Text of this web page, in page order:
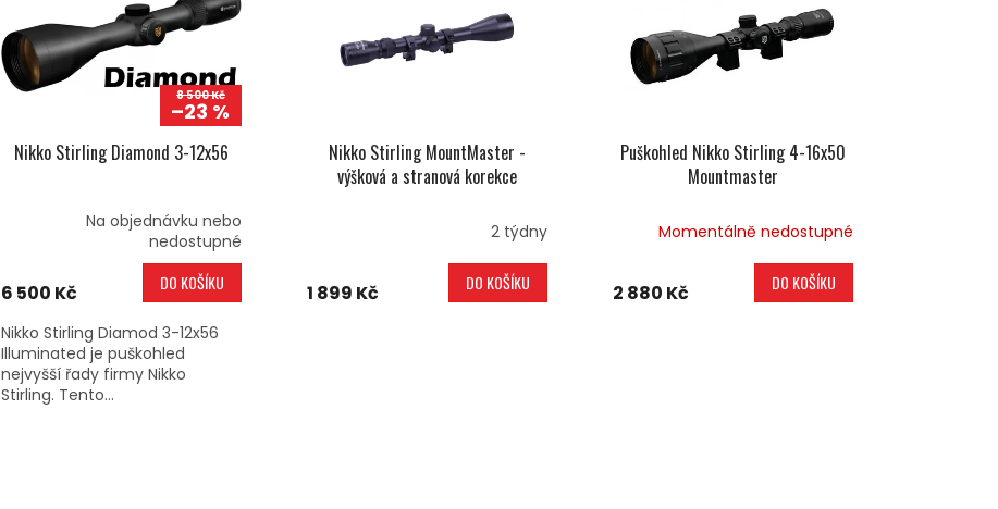
8 500 Kč
–23 %
Nikko Stirling Diamond 3-12x56
Na objednávku nebo
nedostupné
6 500 Kč DO KOŠÍKU
Nikko Stirling Diamod 3-12x56
Illuminated je puškohled
nejvyšší řady firmy Nikko
Stirling. Tento...
Nikko Stirling MountMaster -
výšková a stranová korekce
2 týdny
1 899 Kč DO KOŠÍKU
Puškohled Nikko Stirling 4-16x50
Mountmaster
Momentálně nedostupné
2 880 Kč DO KOŠÍKU